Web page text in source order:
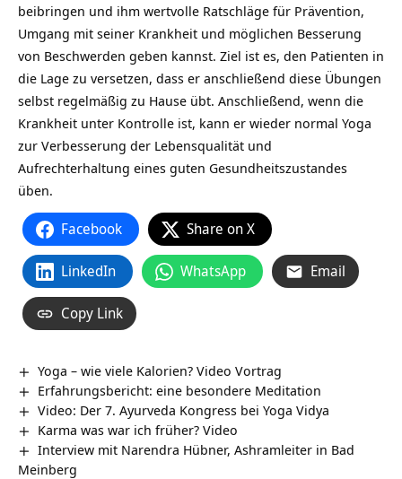
beibringen und ihm wertvolle Ratschläge für Prävention,
Umgang mit seiner Krankheit und möglichen Besserung
von Beschwerden geben kannst. Ziel ist es, den Patienten in
die Lage zu versetzen, dass er anschließend diese Übungen
selbst regelmäßig zu Hause übt. Anschließend, wenn die
Krankheit unter Kontrolle ist, kann er wieder normal Yoga
zur Verbesserung der Lebensqualität und
Aufrechterhaltung eines guten Gesundheitszustandes
üben.
Facebook Share on X
LinkedIn WhatsApp Email
Copy Link
Yoga – wie viele Kalorien? Video Vortrag
Erfahrungsbericht: eine besondere Meditation
Video: Der 7. Ayurveda Kongress bei Yoga Vidya
Karma was war ich früher? Video
Interview mit Narendra Hübner, Ashramleiter in Bad
Meinberg